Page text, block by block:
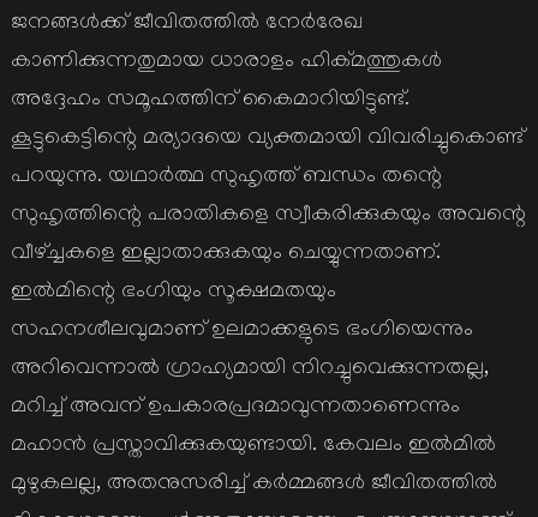
ജനങ്ങള്‍ക്ക് ജീവിതത്തില്‍ നേര്‍രേഖ
കാണിക്കുന്നതുമായ ധാരാളം ഹിക്മത്തുകള്‍
അദ്ദേഹം സമൂഹത്തിന് കൈമാറിയിട്ടുണ്ട്.
കൂട്ടുകെട്ടിന്റെ മര്യാദയെ വ്യക്തമായി വിവരിച്ചുകൊണ്ട്
പറയുന്നു. യഥാര്‍ത്ഥ സുഹൃത്ത് ബന്ധം തന്റെ
സുഹൃത്തിന്റെ പരാതികളെ സ്വീകരിക്കുകയും അവന്റെ
വീഴ്ച്ചകളെ ഇല്ലാതാക്കുകയും ചെയ്യുന്നതാണ്.
ഇല്‍മിന്റെ ഭംഗിയും സൂക്ഷമതയും
സഹനശീലവുമാണ് ഉലമാക്കളുടെ ഭംഗിയെന്നും
അറിവെന്നാല്‍ ഗ്രാഹ്യമായി നിറച്ചുവെക്കുന്നതല്ല,
മറിച്ച് അവന് ഉപകാരപ്രദമാവുന്നതാണെന്നും
മഹാന്‍ പ്രസ്താവിക്കുകയുണ്ടായി. കേവലം ഇല്‍മില്‍
മുഴുകലല്ല, അതനുസരിച്ച് കര്‍മ്മങ്ങള്‍ ജീവിതത്തില്‍